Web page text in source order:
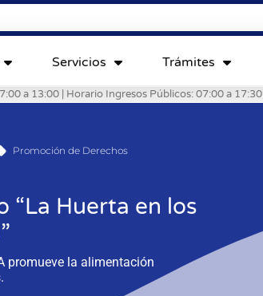
Servicios Trámites
a 13:00 | Horario Ingresos Públicos: 07:00 a 17:30
Promoción de Derechos
“La Huerta en los
promueve la alimentación